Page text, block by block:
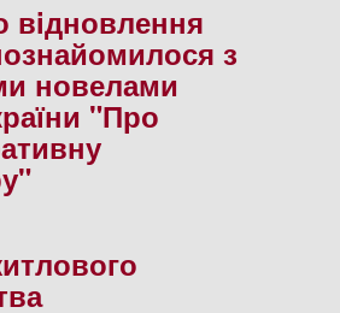
вiдновлення
з
новелами
"Про